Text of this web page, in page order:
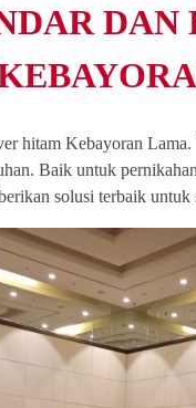
hitam Kebayoran
Baik untuk
solusi terbaik untuk